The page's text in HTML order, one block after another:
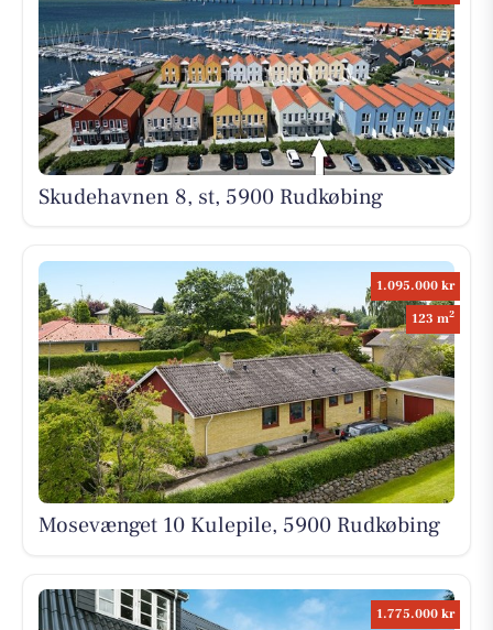
Skudehavnen 8, st, 5900 Rudkøbing
1.095.000 kr
123 m2
Mosevænget 10 Kulepile, 5900 Rudkøbing
1.775.000 kr